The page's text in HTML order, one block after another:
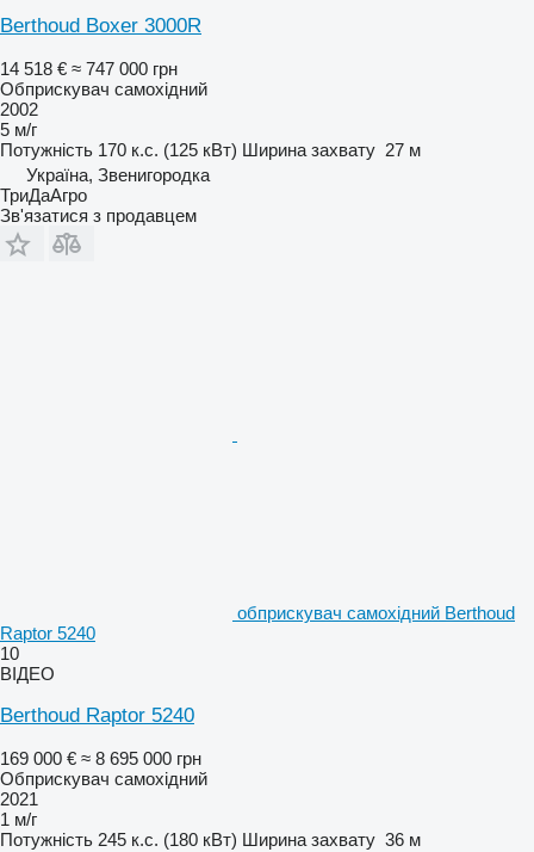
Berthoud Boxer 3000R
14 518 € ≈ 747 000 грн
Обприскувач самохідний
2002
5 м/г
Потужність 170 к.с. (125 кВт) Ширина захвату 27 м
Україна, Звенигородка
ТриДаАгро
Зв'язатися з продавцем
обприскувач самохідний Berthoud
Raptor 5240
10
ВІДЕО
Berthoud Raptor 5240
169 000 € ≈ 8 695 000 грн
Обприскувач самохідний
2021
1 м/г
Потужність 245 к.с. (180 кВт) Ширина захвату 36 м